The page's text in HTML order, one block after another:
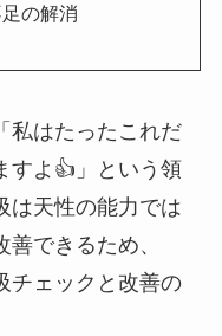
の解消
私はたったこれだ
すよ👍」という領
は天性の能力では
できるため、
チェックと改善の